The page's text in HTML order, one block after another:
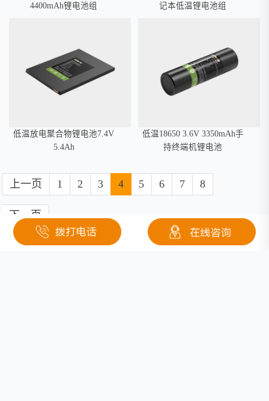
4400mAh锂电池组
记本低温锂电池组
低温放电聚合物锂电池7.4V
5.4Ah
低温18650 3.6V 3350mAh手
持终端机锂电池
上一页 1 2 3 4 5 6 7 8
下一页